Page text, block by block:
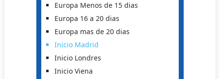
Europa Menos de 15 dias
Europa 16 a 20 dias
Europa mas de 20 dias
Inicio Madrid
Inicio Londres
Inicio Viena